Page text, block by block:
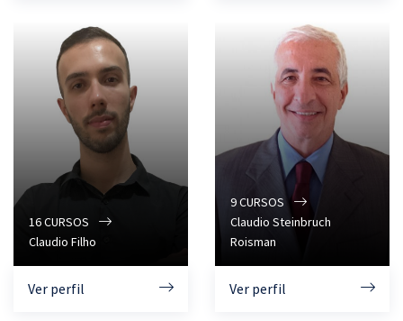
16CURSOS
Claudio Filho
Ver perfil
9CURSOS
Claudio Steinbruch
Roisman
Ver perfil